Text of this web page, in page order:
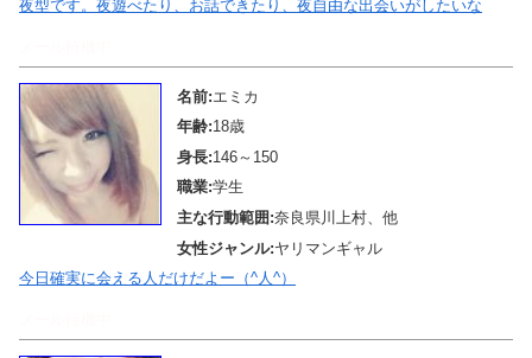
夜型です。夜遊べたり、お話できたり、夜自由な出会いがしたいな
名前:エミカ
年齢:18歳
身長:146～150
職業:学生
主な行動範囲:奈良県川上村、他
女性ジャンル:ヤリマンギャル
今日確実に会える人だけだよー（^人^）